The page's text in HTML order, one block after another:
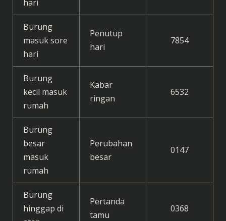
hari
Burung
masuk sore
hari
Penutup
hari
7854
Burung
kecil masuk
rumah
Kabar
ringan
6532
Burung
besar
masuk
rumah
Perubahan
besar
0147
Burung
hinggap di
Pertanda
tamu
0368